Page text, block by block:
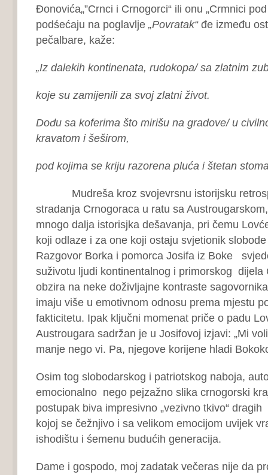
Đonovića„”Crnci i Crnogorci“ ili onu „Crmnici
podśećaju na poglavlje „Povratak“đe između
pečalbare, kaže:
„Iz dalekih kontinenata, rudokopa/ sa zlatnim
koje su zamijenili za svoj zlatni život.
Dođu sa koferima što mirišu na gradove/ u
kravatom i šeširom,
pod kojima se kriju razorena pluća i štetan
Mudreša kroz svojevrsnu istorijsku
stradanja Crnogoraca u ratu sa
mnogo dalja istorisjka dešavanja, pri čemu
koji odlaze i za one koji ostaju svjetionik
Razgovor Borka i pomorca Josifa iz Boke
suživotu ljudi kontinentalnog i primorskog dijela
obzira na neke doživljajne kontraste
imaju više u emotivnom odnosu prema mjestu
fakticitetu. Ipak ključni momenat priče o padu
Austrougara sadržan je u Josifovoj izjavi: „Mi
manje nego vi. Pa, njegove korijene hladi
Osim tog slobodarskog i patriotskog naboja,
emocionalno nego pejzažno slika crnogorski
postupak biva impresivno „vezivno tkivo“
kojoj se čežnjivo i sa velikom emocijom uvijek
ishodištu i śemenu budućih generacija.
Dame i gospodo, moj zadatak večeras nije da